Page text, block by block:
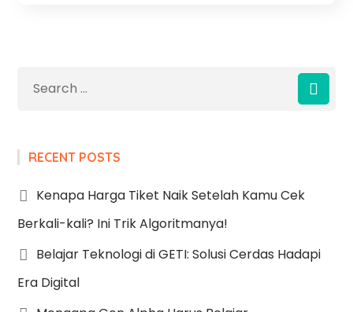
RECENT POSTS
Kenapa Harga Tiket Naik Setelah Kamu Cek
Berkali-kali? Ini Trik Algoritmanya!
Belajar Teknologi di GETI: Solusi Cerdas Hadapi
Era Digital